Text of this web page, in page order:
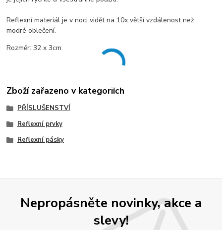
Reflexní materiál je v noci vidět na 10x větší vzdálenost než
modré oblečení.
Rozměr: 32 x 3cm
Zboží zařazeno v kategoriích
PŘÍSLUŠENSTVÍ
Reflexní prvky
Reflexní pásky
Nepropásněte novinky, akce a
slevy!